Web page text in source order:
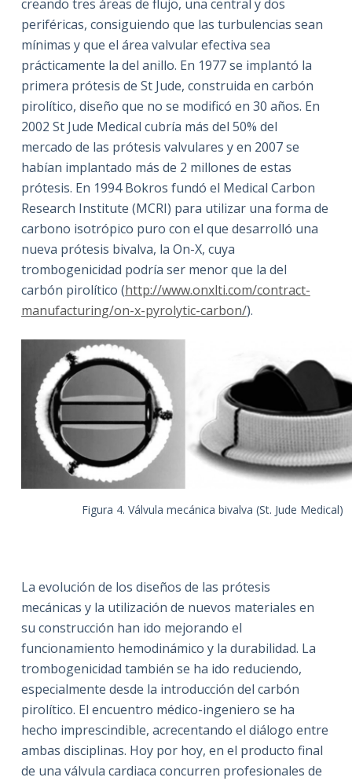
creando tres áreas de flujo, una central y dos
periféricas, consiguiendo que las turbulencias sean
mínimas y que el área valvular efectiva sea
prácticamente la del anillo. En 1977 se implantó la
primera prótesis de St Jude, construida en carbón
pirolítico, diseño que no se modificó en 30 años. En
2002 St Jude Medical cubría más del 50% del
mercado de las prótesis valvulares y en 2007 se
habían implantado más de 2 millones de estas
prótesis. En 1994 Bokros fundó el Medical Carbon
Research Institute (MCRI) para utilizar una forma de
carbono isotrópico puro con el que desarrolló una
nueva prótesis bivalva, la On-X, cuya
trombogenicidad podría ser menor que la del
carbón pirolítico (http://www.onxlti.com/contract-
manufacturing/on-x-pyrolytic-carbon/).
Figura 4. Válvula mecánica bivalva (St. Jude Medical)
La evolución de los diseños de las prótesis
mecánicas y la utilización de nuevos materiales en
su construcción han ido mejorando el
funcionamiento hemodinámico y la durabilidad. La
trombogenicidad también se ha ido reduciendo,
especialmente desde la introducción del carbón
pirolítico. El encuentro médico-ingeniero se ha
hecho imprescindible, acrecentando el diálogo entre
ambas disciplinas. Hoy por hoy, en el producto final
de una válvula cardiaca concurren profesionales de